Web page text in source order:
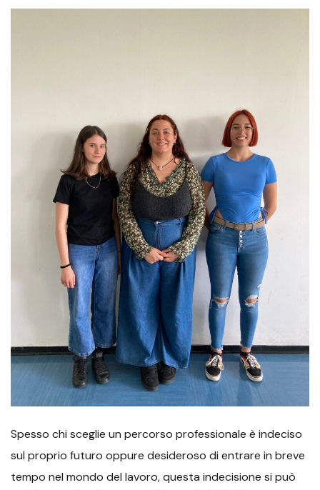
Spesso chi sceglie un percorso professionale è indeciso
sul proprio futuro oppure desideroso di entrare in breve
tempo nel mondo del lavoro, questa indecisione si può